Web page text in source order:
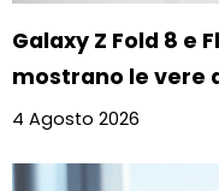
Galaxy Z Fold 8 e
mostrano le vere
4 Agosto 2026